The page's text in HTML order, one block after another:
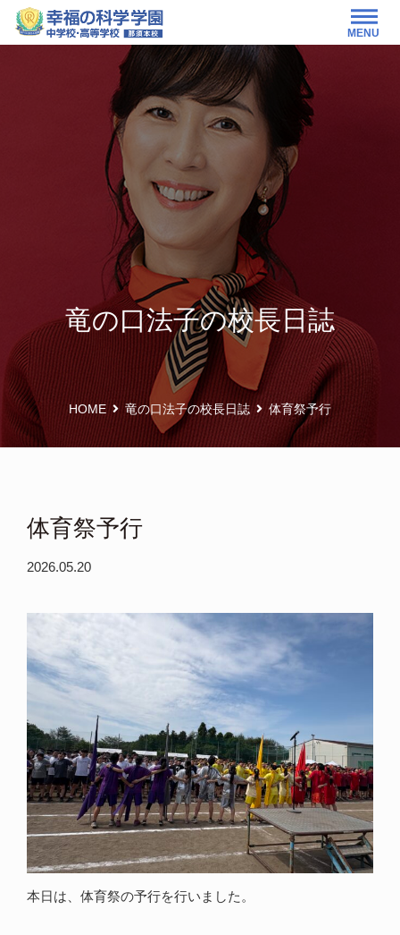
MENU
竜の口法子の校長日誌
HOME 竜の口法子の校長日誌 体育祭予行
体育祭予行
2026.05.20
本日は、体育祭の予行を行いました。